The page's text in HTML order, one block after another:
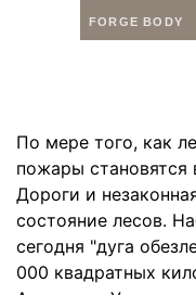
По мере того, как
пожары
Дороги и
состояние лесов.
сегодня "дуга
000 квадратных